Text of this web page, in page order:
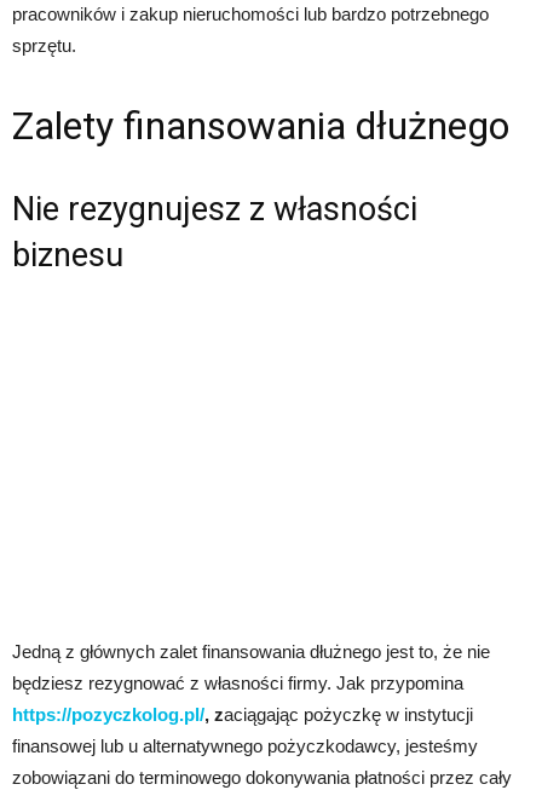
pracowników i zakup nieruchomości lub bardzo potrzebnego
sprzętu.
Zalety finansowania dłużnego
Nie rezygnujesz z własności
biznesu
Jedną z głównych zalet finansowania dłużnego jest to, że nie
będziesz rezygnować z własności firmy. Jak przypomina
https://pozyczkolog.pl/, zaciągając pożyczkę w instytucji
finansowej lub u alternatywnego pożyczkodawcy, jesteśmy
zobowiązani do terminowego dokonywania płatności przez cały